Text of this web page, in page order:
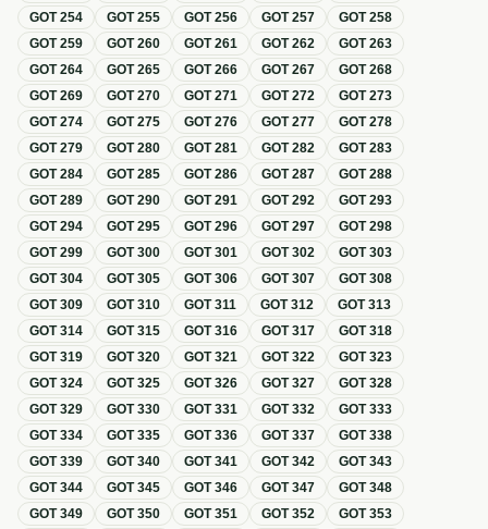
GOT254 GOT255 GOT256 GOT257 GOT258
GOT259 GOT260 GOT261 GOT262 GOT263
GOT264 GOT265 GOT266 GOT267 GOT268
GOT269 GOT270 GOT271 GOT272 GOT273
GOT274 GOT275 GOT276 GOT277 GOT278
GOT279 GOT280 GOT281 GOT282 GOT283
GOT284 GOT285 GOT286 GOT287 GOT288
GOT289 GOT290 GOT291 GOT292 GOT293
GOT294 GOT295 GOT296 GOT297 GOT298
GOT299 GOT300 GOT301 GOT302 GOT303
GOT304 GOT305 GOT306 GOT307 GOT308
GOT309 GOT310 GOT311 GOT312 GOT313
GOT314 GOT315 GOT316 GOT317 GOT318
GOT319 GOT320 GOT321 GOT322 GOT323
GOT324 GOT325 GOT326 GOT327 GOT328
GOT329 GOT330 GOT331 GOT332 GOT333
GOT334 GOT335 GOT336 GOT337 GOT338
GOT339 GOT340 GOT341 GOT342 GOT343
GOT344 GOT345 GOT346 GOT347 GOT348
GOT349 GOT350 GOT351 GOT352 GOT353